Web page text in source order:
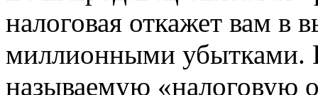
налоговая откажет вам в
миллионными убытками.
называемую «налоговую